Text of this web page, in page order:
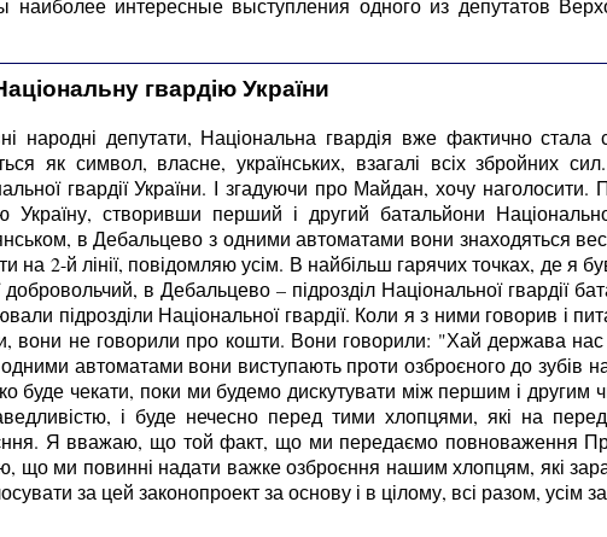
гвардію України
народні депутати, Національна гвардія вже фактично стала
як символ, власне, українських, взагалі всіх
гвардії України. І згадуючи про Майдан, хочу
Україну, створивши перший і другий батальйони
в Дебальцево з одними автоматами вони знаходяться
на 2-й лінії, повідомляю усім. В найбільш гарячих точках, де я
добровольчий, в Дебальцево – підрозділ Національної гвардії
підрозділи Національної гвардії. Коли я з ними говорив і
вони не говорили про кошти. Вони говорили: "Хай держава
автоматами вони виступають проти озброєного до зубів
буде чекати, поки ми будемо дискутувати між першим і
і буде нечесно перед тими хлопцями, які на
Я вважаю, що той факт, що ми передаємо повноваження
що ми повинні надати важке озброєння нашим хлопцям, які
за цей законопроект за основу і в цілому, всі разом,